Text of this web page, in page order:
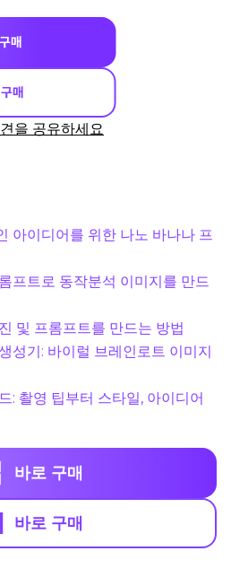
을 공유하세요
아이디어를 위한 나노 바나나 프
프트로 동작분석 이미지를 만드
및 프롬프트를 만드는 방법
성기: 바이럴 브레인로트 이미지
: 촬영 팁부터 스타일, 아이디어
바로 구매
바로 구매